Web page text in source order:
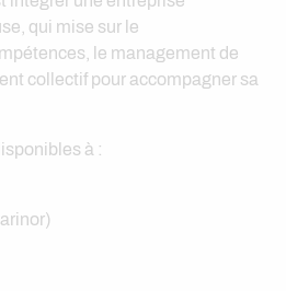
qui mise sur le
le management de
collectif pour accompagner sa
à :